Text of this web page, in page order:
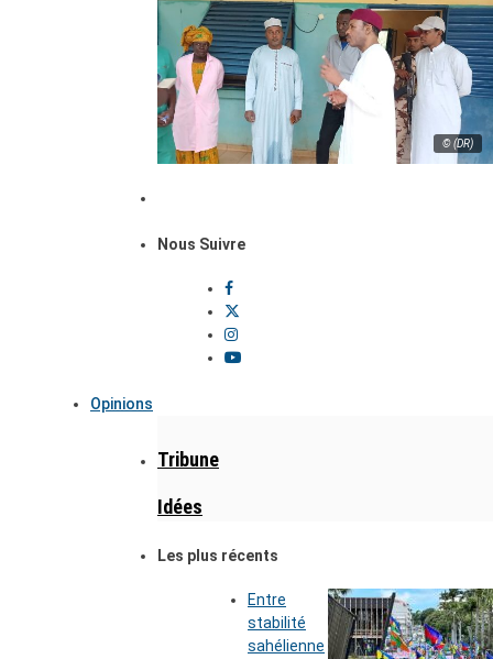
© (DR)
Nous Suivre
Opinions
Tribune
Idées
Les plus récents
Entre
stabilité
sahélienne